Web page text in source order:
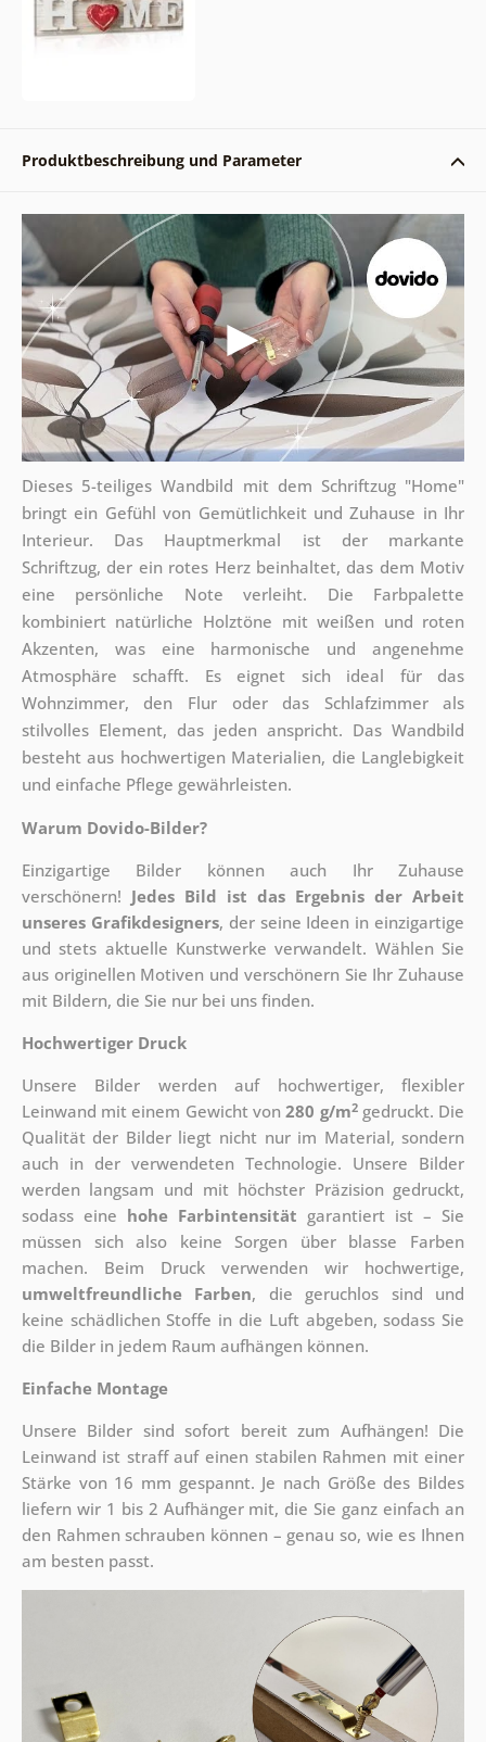
Produktbeschreibung und Parameter
Dieses 5-teiliges Wandbild mit dem Schriftzug "Home"
bringt ein Gefühl von Gemütlichkeit und Zuhause in Ihr
Interieur. Das Hauptmerkmal ist der markante
Schriftzug, der ein rotes Herz beinhaltet, das dem Motiv
eine persönliche Note verleiht. Die Farbpalette
kombiniert natürliche Holztöne mit weißen und roten
Akzenten, was eine harmonische und angenehme
Atmosphäre schafft. Es eignet sich ideal für das
Wohnzimmer, den Flur oder das Schlafzimmer als
stilvolles Element, das jeden anspricht. Das Wandbild
besteht aus hochwertigen Materialien, die Langlebigkeit
und einfache Pflege gewährleisten.
Warum Dovido-Bilder?
Einzigartige Bilder können auch Ihr Zuhause
verschönern! Jedes Bild ist das Ergebnis der Arbeit
unseres Grafikdesigners, der seine Ideen in einzigartige
und stets aktuelle Kunstwerke verwandelt. Wählen Sie
aus originellen Motiven und verschönern Sie Ihr Zuhause
mit Bildern, die Sie nur bei uns finden.
Hochwertiger Druck
Unsere Bilder werden auf hochwertiger, flexibler
Leinwand mit einem Gewicht von280 g/m2gedruckt. Die
Qualität der Bilder liegt nicht nur im Material, sondern
auch in der verwendeten Technologie. Unsere Bilder
werden langsam und mit höchster Präzision gedruckt,
sodass eine hohe Farbintensität garantiert ist – Sie
müssen sich also keine Sorgen über blasse Farben
machen. Beim Druck verwenden wir hochwertige,
umweltfreundliche Farben, die geruchlos sind und
keine schädlichen Stoffe in die Luft abgeben, sodass Sie
die Bilder in jedem Raum aufhängen können.
Einfache Montage
Unsere Bilder sind sofort bereit zum Aufhängen! Die
Leinwand ist straff auf einen stabilen Rahmen mit einer
Stärke von 16 mm gespannt. Je nach Größe des Bildes
liefern wir 1 bis 2 Aufhänger mit, die Sie ganz einfach an
den Rahmen schrauben können – genau so, wie es Ihnen
am besten passt.